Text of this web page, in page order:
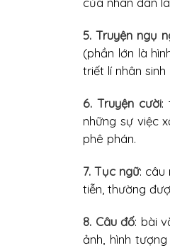
5. Truyện ngụ
(phần lớn là
triết lí nhân
6. Truyện cười:
những sự việc
phê phán.
7. Tục ngữ: câu
tiễn, thường
8. Câu đố: bài
ảnh, hình